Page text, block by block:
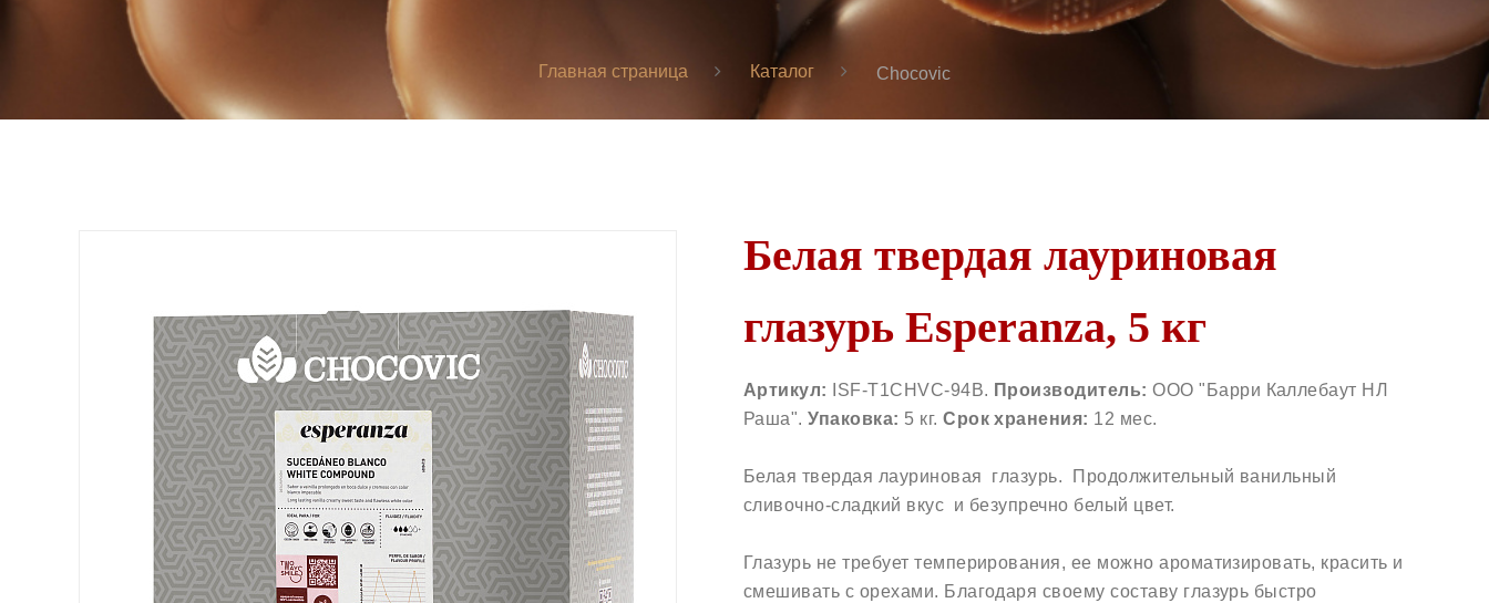
Главная страница Каталог Chocovic
Белая твердая лауриновая
глазурь Esperanza, 5 кг
Артикул: ISF-T1CHVC-94B. Производитель: ООО "Барри Каллебаут НЛ
Раша". Упаковка: 5 кг.Срок хранения: 12 мес.
Белая твердая лауриновая глазурь. Продолжительный ванильный
сливочно-сладкий вкус и безупречно белый цвет.
Глазурь не требует темперирования, ее можно ароматизировать, красить и
смешивать с орехами. Благодаря своему составу глазурь быстро